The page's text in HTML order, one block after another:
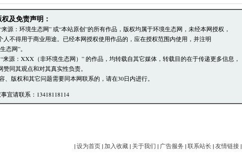
评论即表明您已经阅读并接受上述条款，如您对管理有意见请向
管理员反映。
及免责声明：
来源：环境生态网” 或“本站原创”的所有作品，版权均属于环境生态网，未经本网授权，
不得用于商业用途。已经本网授权使用作品的，应在授权范围内使用，并注明
态网”。
来源：XXX（非环境生态网）” 的作品，均转载自其它媒体，转载目的在于传递更多信息，
同其观点和对其真实性负责。
、版权和其它问题需要同本网联系的，请在30日内进行。
宜请联系：13418118114
|设为首页|加入收藏| 关于我们 | 广告服务 |联系站长 |友情链接|